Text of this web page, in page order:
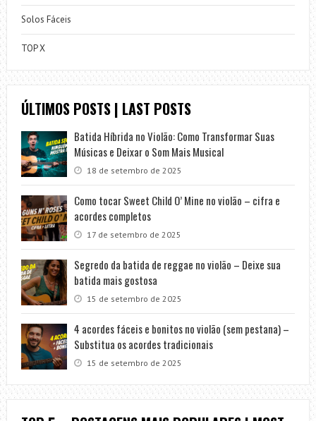
Solos Fáceis
TOP X
ÚLTIMOS POSTS | LAST POSTS
Batida Híbrida no Violão: Como Transformar Suas
Músicas e Deixar o Som Mais Musical
18 de setembro de 2025
Como tocar Sweet Child O’ Mine no violão – cifra e
acordes completos
17 de setembro de 2025
Segredo da batida de reggae no violão – Deixe sua
batida mais gostosa
15 de setembro de 2025
4 acordes fáceis e bonitos no violão (sem pestana) –
Substitua os acordes tradicionais
15 de setembro de 2025